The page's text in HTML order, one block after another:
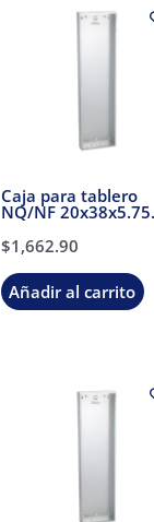
Caja para tablero
NQ/NF 20x38x5.75
Schneider Electric
$1,662.90
Añadir al carrito